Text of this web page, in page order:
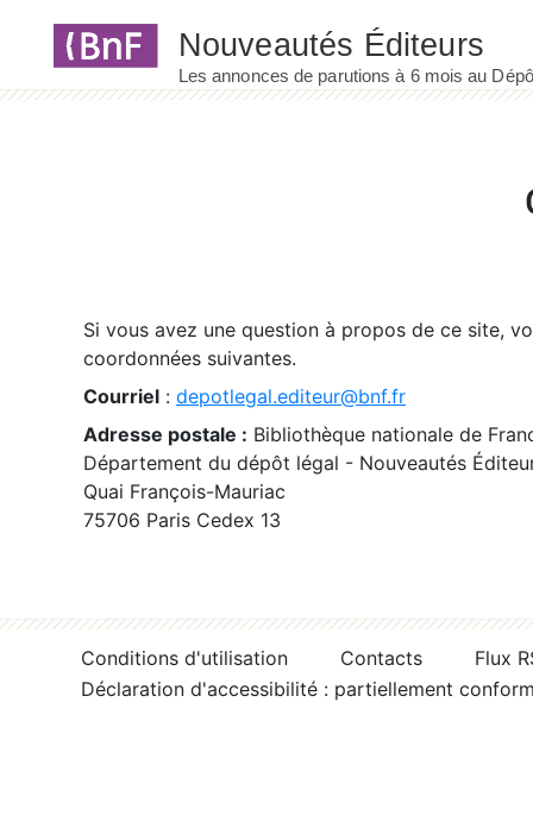
Si vous avez une question à propos de ce site,
coordonnées suivantes.
Courriel : depotlegal.editeur@bnf.fr
Adresse postale : Bibliothèque nationale de
Département du dépôt légal - Nouveautés
Quai François-Mauriac
75706 Paris Cedex 13
Conditions d'utilisation Contacts
Flux
Déclaration d'accessibilité : partiellement